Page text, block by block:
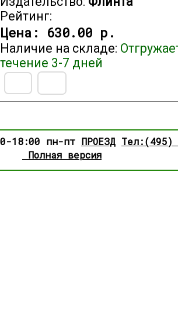
Рейтинг:
Цена: 630.00 р.
Наличие на складе:
течение 3-7 дней
18:00 пн-пт ПРОЕЗД Тел:(495)
Полная версия